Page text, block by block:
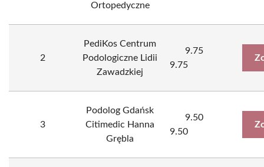
Ortopedyczne
2
PediKos Centrum
Podologiczne Lidii
Zawadzkiej
9.75
9.75
3
Podolog Gdańsk
Citimedic Hanna
Grębla
9.50
9.50